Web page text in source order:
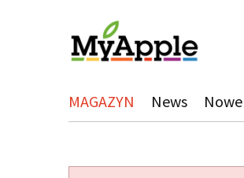
MAGAZYN News